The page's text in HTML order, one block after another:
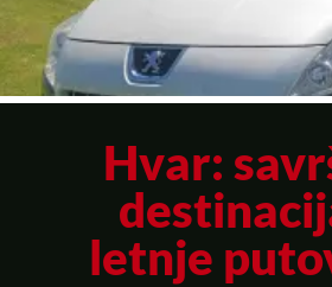
Hvar:
letnje